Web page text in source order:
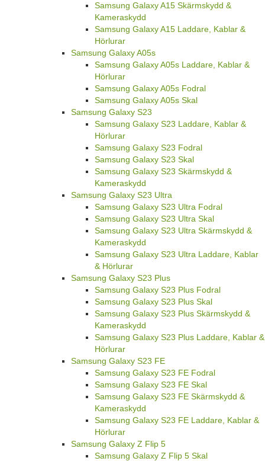
Samsung Galaxy A15 Skärmskydd &
Kameraskydd
Samsung Galaxy A15 Laddare, Kablar &
Hörlurar
Samsung Galaxy A05s
Samsung Galaxy A05s Laddare, Kablar &
Hörlurar
Samsung Galaxy A05s Fodral
Samsung Galaxy A05s Skal
Samsung Galaxy S23
Samsung Galaxy S23 Laddare, Kablar &
Hörlurar
Samsung Galaxy S23 Fodral
Samsung Galaxy S23 Skal
Samsung Galaxy S23 Skärmskydd &
Kameraskydd
Samsung Galaxy S23 Ultra
Samsung Galaxy S23 Ultra Fodral
Samsung Galaxy S23 Ultra Skal
Samsung Galaxy S23 Ultra Skärmskydd &
Kameraskydd
Samsung Galaxy S23 Ultra Laddare, Kablar
& Hörlurar
Samsung Galaxy S23 Plus
Samsung Galaxy S23 Plus Fodral
Samsung Galaxy S23 Plus Skal
Samsung Galaxy S23 Plus Skärmskydd &
Kameraskydd
Samsung Galaxy S23 Plus Laddare, Kablar &
Hörlurar
Samsung Galaxy S23 FE
Samsung Galaxy S23 FE Fodral
Samsung Galaxy S23 FE Skal
Samsung Galaxy S23 FE Skärmskydd &
Kameraskydd
Samsung Galaxy S23 FE Laddare, Kablar &
Hörlurar
Samsung Galaxy Z Flip 5
Samsung Galaxy Z Flip 5 Skal